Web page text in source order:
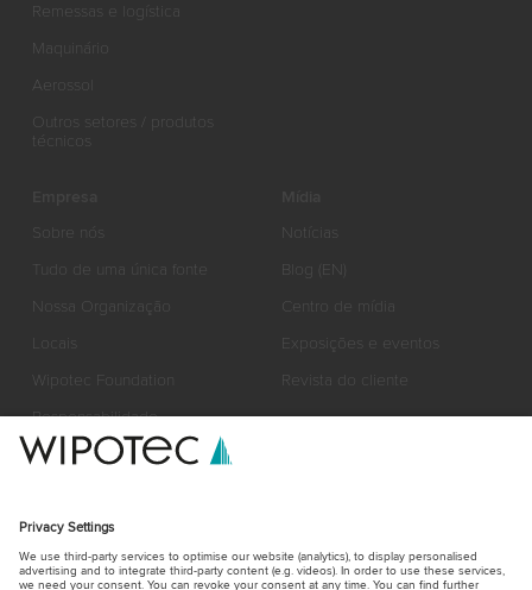
Remessas e logística
Maquinário
Aerossol
Outros setores / produtos
técnicos
Sobre nós
Tudo de uma única fonte
Nossa Organização
Locais
Wipotec Foundation
Responsabilidade
Certificados, prêmios e
News
Notícias
Blog (EN)
Centro de mídia
Exposições e eventos
Revista do cliente